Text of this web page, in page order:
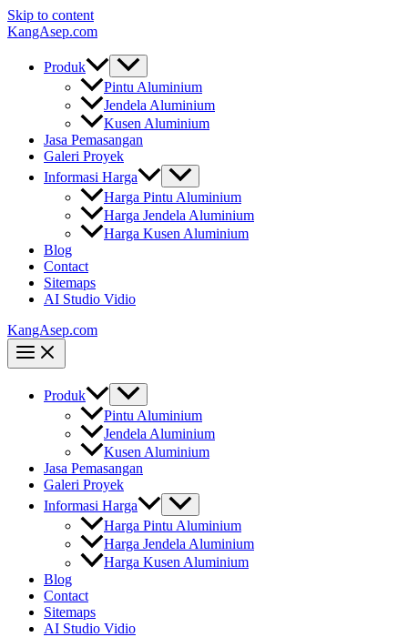
Skip to content
KangAsep.com
Produk
Pintu Aluminium
Jendela Aluminium
Kusen Aluminium
Jasa Pemasangan
Galeri Proyek
Informasi Harga
Harga Pintu Aluminium
Harga Jendela Aluminium
Harga Kusen Aluminium
Blog
Contact
Sitemaps
AI Studio Vidio
KangAsep.com
Produk
Pintu Aluminium
Jendela Aluminium
Kusen Aluminium
Jasa Pemasangan
Galeri Proyek
Informasi Harga
Harga Pintu Aluminium
Harga Jendela Aluminium
Harga Kusen Aluminium
Blog
Contact
Sitemaps
AI Studio Vidio